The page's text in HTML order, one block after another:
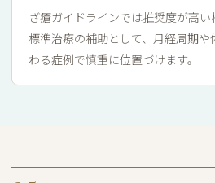
ざ瘡ガイドラインでは推奨度が高い
標準治療の補助として、月経周期
わる症例で慎重に位置づけます。